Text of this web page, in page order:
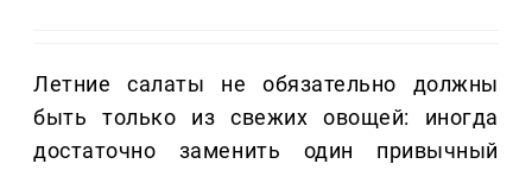
Летние салаты не обязательно должны
быть только из свежих овощей: иногда
достаточно заменить один привычный